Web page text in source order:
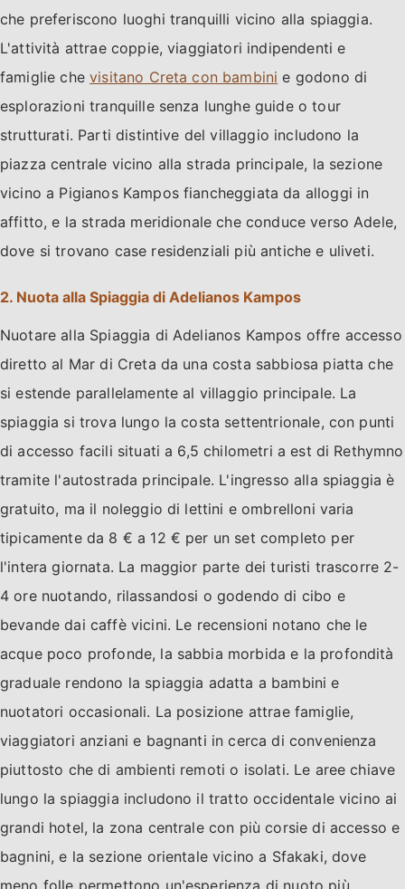
che preferiscono luoghi tranquilli vicino alla spiaggia.
L'attività attrae coppie, viaggiatori indipendenti e
famiglie chevisitano Creta con bambini e godono di
esplorazioni tranquille senza lunghe guide o tour
strutturati. Parti distintive del villaggio includono la
piazza centrale vicino alla strada principale, la sezione
vicino a Pigianos Kampos fiancheggiata da alloggi in
affitto, e la strada meridionale che conduce verso Adele,
dove si trovano case residenziali più antiche e uliveti.
2. Nuota alla Spiaggia di Adelianos Kampos
Nuotare alla Spiaggia di Adelianos Kampos offre accesso
diretto al Mar di Creta da una costa sabbiosa piatta che
si estende parallelamente al villaggio principale. La
spiaggia si trova lungo la costa settentrionale, con punti
di accesso facili situati a 6,5 chilometri a est di Rethymno
tramite l'autostrada principale. L'ingresso alla spiaggia è
gratuito, ma il noleggio di lettini e ombrelloni varia
tipicamente da 8 € a 12 € per un set completo per
l'intera giornata. La maggior parte dei turisti trascorre 2-
4 ore nuotando, rilassandosi o godendo di cibo e
bevande dai caffè vicini. Le recensioni notano che le
acque poco profonde, la sabbia morbida e la profondità
graduale rendono la spiaggia adatta a bambini e
nuotatori occasionali. La posizione attrae famiglie,
viaggiatori anziani e bagnanti in cerca di convenienza
piuttosto che di ambienti remoti o isolati. Le aree chiave
lungo la spiaggia includono il tratto occidentale vicino ai
grandi hotel, la zona centrale con più corsie di accesso e
bagnini, e la sezione orientale vicino a Sfakaki, dove
meno folle permettono un'esperienza di nuoto più